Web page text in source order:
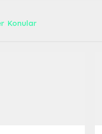
Konular